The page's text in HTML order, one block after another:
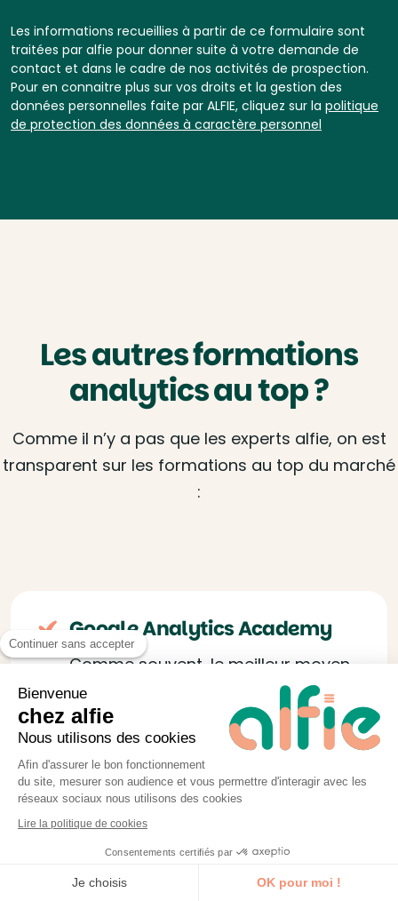
Les informations recueillies à partir de ce formulaire sont
traitées par alfie pour donner suite à votre demande de
contact et dans le cadre de nos activités de prospection.
Pour en connaitre plus sur vos droits et la gestion des
données personnelles faite par ALFIE, cliquez sur la politique
de protection des données à caractère personnel
Les autres formations
analytics au top ?
Comme il n’y a pas que les experts alfie, on est
transparent sur les formations au top du marché
:
Google Analytics Academy
Comme souvent, le meilleur moyen
de commencer à se former avec les
outils Google est de suivre les
formations gratuites du géant
Américain. Ici, la Google Analytics
Academy permettra au débutant
d’avoir les bases de travail avant
d’aller plus loin.
Conversion Boosters
Continuer sans accepter
Bienvenue
chez alfie
Nous utilisons des cookies
Afin d'assurer le bon fonctionnement
du site, mesurer son audience et vous permettre d'interagir avec les
réseaux sociaux nous utilisons des cookies
Lire la politique de cookies
Consentements certifiés par
Je choisis OK pour moi !